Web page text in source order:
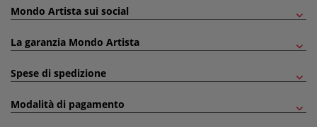
Mondo Artista sui social
La garanzia Mondo Artista
Spese di spedizione
Modalità di pagamento